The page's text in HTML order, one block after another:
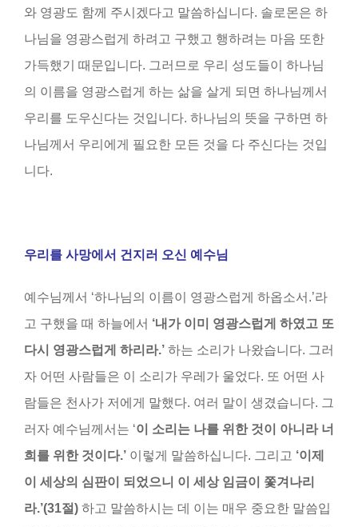
와 영광도 함께 주시겠다고 말씀하십니다. 솔로몬은 하
나님을 영광스럽게 하려고 구했고 행하려는 마음 또한
가득했기 때문입니다. 그러므로 우리 성도들이 하나님
의 이름을 영광스럽게 하는 삶을 살게 되면 하나님께서
우리를 도우신다는 것입니다. 하나님의 뜻을 구하면 하
나님께서 우리에게 필요한 모든 것을 다 주신다는 것입
니다.
우리를 사망에서 건지러 오신 예수님
예수님께서 ‘하나님의 이름이 영광스럽게 하옵소서.’라
고 구했을 때 하늘에서 ‘내가 이미 영광스럽게 하였고 또
다시 영광스럽게 하리라.’ 하는 소리가 나왔습니다. 그러
자 어떤 사람들은 이 소리가 우레가 울었다. 또 어떤 사
람들은 천사가 저에게 말했다. 여러 말이 생겼습니다. 그
러자 예수님께서는 ‘이 소리는 나를 위한 것이 아니라 너
희를 위한 것이다.’ 이렇게 말씀하십니다. 그리고 ‘이제
이 세상의 심판이 되었으니 이 세상 임금이 쫓겨나리
라.’(31절) 하고 말씀하시는 데 이는 매우 중요한 말씀입